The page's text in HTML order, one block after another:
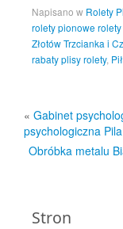
Napisano w Rolety
rolety pionowe
Złotów Trzcianka i
rabaty plisy rolety,
« Gabinet
psychologiczna
Obróbka metalu
Stron